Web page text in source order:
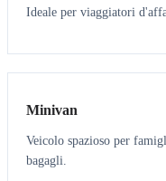
Ideale per viaggiatori
6 5
Minivan
Veicolo spazioso per
bagagli.